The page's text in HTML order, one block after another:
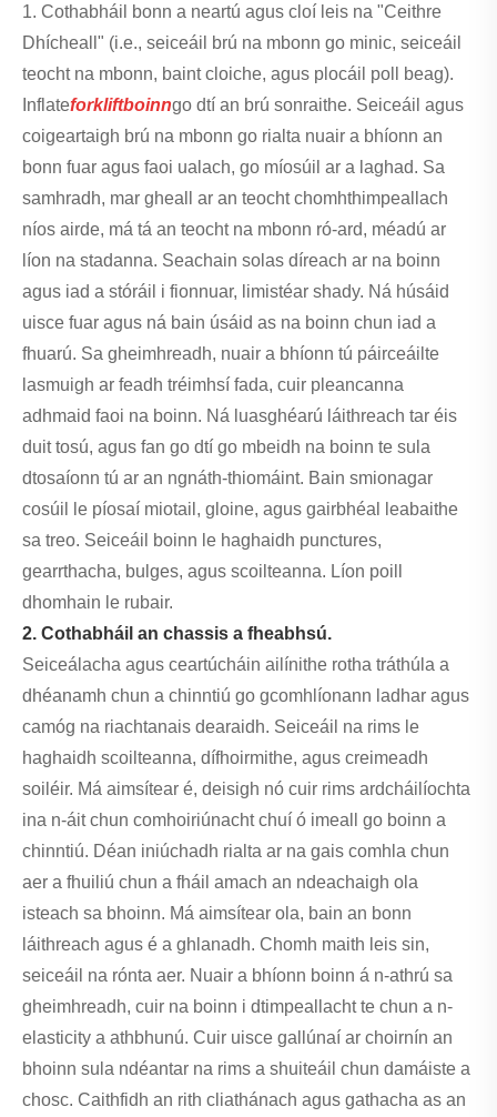
1. Cothabháil bonn a neartú agus cloí leis na "Ceithre
Dhícheall" (i.e., seiceáil brú na mbonn go minic, seiceáil
teocht na mbonn, baint cloiche, agus plocáil poll beag).
Inflateforkliftboinngo dtí an brú sonraithe. Seiceáil agus
coigeartaigh brú na mbonn go rialta nuair a bhíonn an
bonn fuar agus faoi ualach, go míosúil ar a laghad. Sa
samhradh, mar gheall ar an teocht chomhthimpeallach
níos airde, má tá an teocht na mbonn ró-ard, méadú ar
líon na stadanna. Seachain solas díreach ar na boinn
agus iad a stóráil i fionnuar, limistéar shady. Ná húsáid
uisce fuar agus ná bain úsáid as na boinn chun iad a
fhuarú. Sa gheimhreadh, nuair a bhíonn tú páirceáilte
lasmuigh ar feadh tréimhsí fada, cuir pleancanna
adhmaid faoi na boinn. Ná luasghéarú láithreach tar éis
duit tosú, agus fan go dtí go mbeidh na boinn te sula
dtosaíonn tú ar an ngnáth-thiomáint. Bain smionagar
cosúil le píosaí miotail, gloine, agus gairbhéal leabaithe
sa treo. Seiceáil boinn le haghaidh punctures,
gearrthacha, bulges, agus scoilteanna. Líon poill
dhomhain le rubair.
2. Cothabháil an chassis a fheabhsú.
Seiceálacha agus ceartúcháin ailínithe rotha tráthúla a
dhéanamh chun a chinntiú go gcomhlíonann ladhar agus
camóg na riachtanais dearaidh. Seiceáil na rims le
haghaidh scoilteanna, dífhoirmithe, agus creimeadh
soiléir. Má aimsítear é, deisigh nó cuir rims ardcháilíochta
ina n-áit chun comhoiriúnacht chuí ó imeall go boinn a
chinntiú. Déan iniúchadh rialta ar na gais comhla chun
aer a fhuiliú chun a fháil amach an ndeachaigh ola
isteach sa bhoinn. Má aimsítear ola, bain an bonn
láithreach agus é a ghlanadh. Chomh maith leis sin,
seiceáil na rónta aer. Nuair a bhíonn boinn á n-athrú sa
gheimhreadh, cuir na boinn i dtimpeallacht te chun a n-
elasticity a athbhunú. Cuir uisce gallúnaí ar choirnín an
bhoinn sula ndéantar na rims a shuiteáil chun damáiste a
chosc. Caithfidh an rith cliathánach agus gathacha as an